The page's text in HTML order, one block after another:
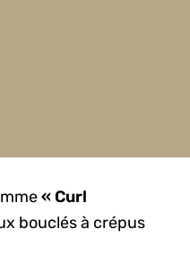
« Curl
bouclés à crépus